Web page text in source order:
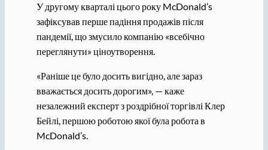
У другому кварталі цього року McDonald’s
зафіксував перше падіння продажів після
пандемії, що змусило компанію «всебічно
переглянути» ціноутворення.
«Раніше це було досить вигідно, але зараз
вважається досить дорогим», — каже
незалежний експерт з роздрібної торгівлі Клер
Бейлі, першою роботою якої була робота в
McDonald’s.